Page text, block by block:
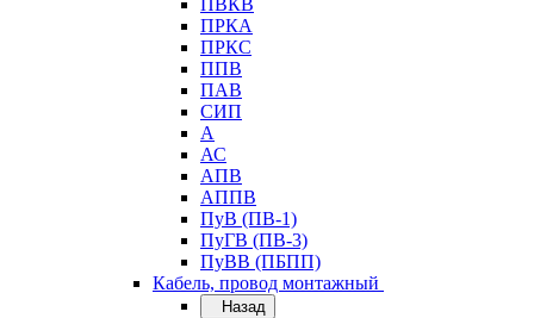
ПВКВ
ПРКА
ПРКС
ППВ
ПАВ
СИП
А
АС
АПВ
АППВ
ПуВ (ПВ-1)
ПуГВ (ПВ-3)
ПуВВ (ПБПП)
Кабель, провод монтажный
Назад